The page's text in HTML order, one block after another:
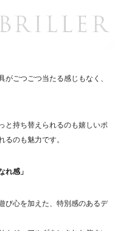
ごつごつ当たる感じもなく、
と持ち替えられるのも嬉しいポ
るのも魅力です。
れ感」
び心を加えた、特別感のあるデ